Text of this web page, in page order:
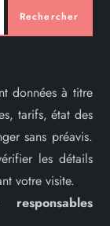
Rechercher
données à titre
tarifs, état des
sans préavis.
les détails
votre visite.